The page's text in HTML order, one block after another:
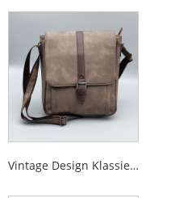
Vintage Design Klassieke Heren Bericht Tas Schoudertas